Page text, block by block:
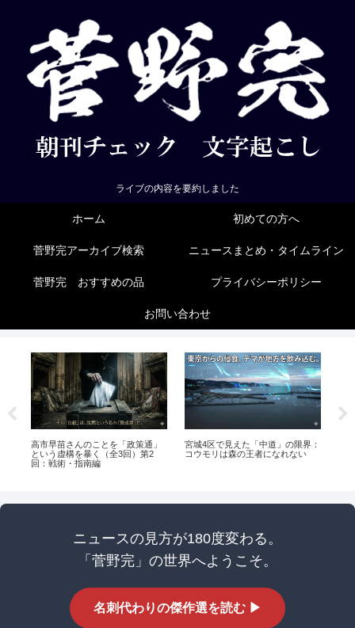
ライブの内容を要約しました
ホーム 初めての方へ
菅野完アーカイブ検索 ニュースまとめ・タイムライン
菅野完 おすすめの品 プライバシーポリシー
お問い合わせ
高市早苗さんのことを「政策通」
という虚構を暴く（全3回）第2
回：戦術・指南編
宮城4区で見えた「中道」の限界：
コウモリは森の王者になれない
ニュースの見方が180度変わる。
「菅野完」の世界へようこそ。
名刺代わりの傑作選を読む ▶